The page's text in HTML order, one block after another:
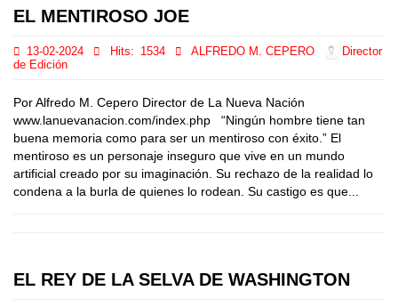
EL MENTIROSO JOE
13-02-2024 Hits: 1534 ALFREDO M. CEPERO
Director
de Edición
Por Alfredo M. Cepero Director de La Nueva Nación
www.lanuevanacion.com/index.php “Ningún hombre tiene tan
buena memoria como para ser un mentiroso con éxito.” El
mentiroso es un personaje inseguro que vive en un mundo
artificial creado por su imaginación. Su rechazo de la realidad lo
condena a la burla de quienes lo rodean. Su castigo es que...
EL REY DE LA SELVA DE WASHINGTON